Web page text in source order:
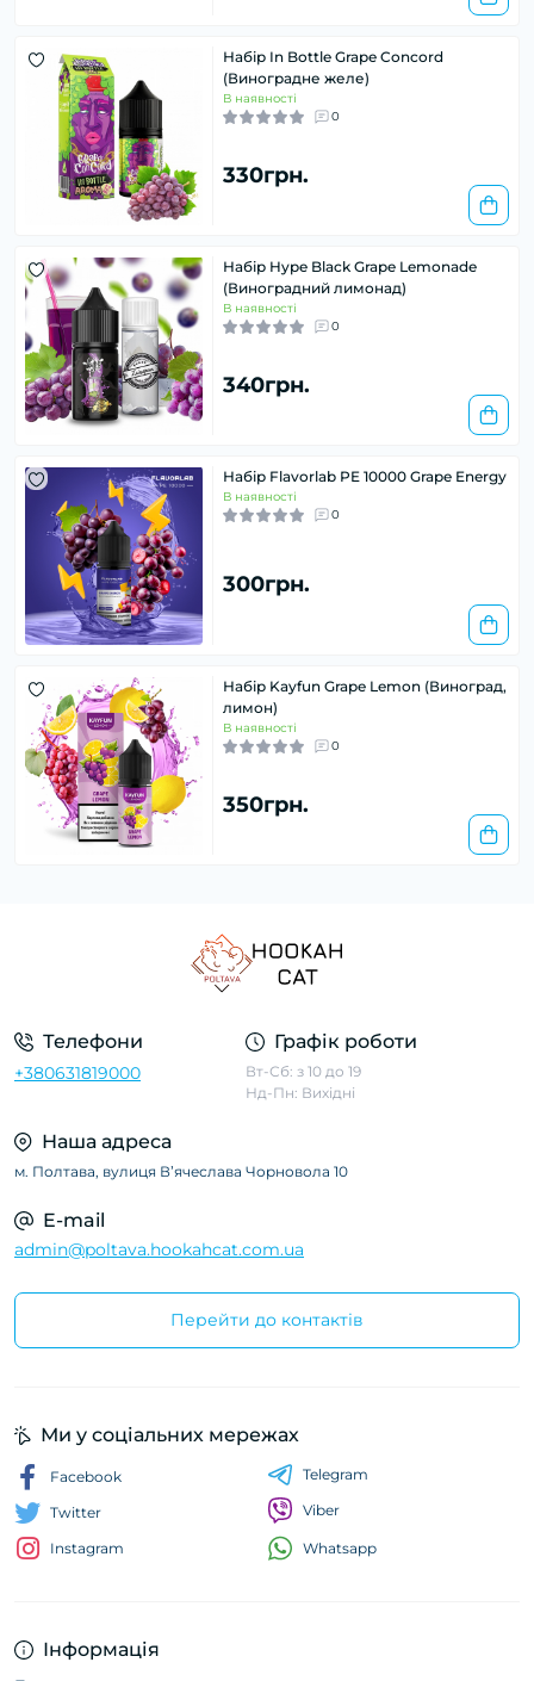
Набір In Bottle Grape Concord
(Виноградне желе)
В наявності
0
330грн.
Набір Hype Black Grape Lemonade
(Виноградний лимонад)
В наявності
0
340грн.
Набір Flavorlab PE 10000 Grape Energy
В наявності
0
300грн.
Набір Kayfun Grape Lemon (Виноград,
лимон)
В наявності
0
350грн.
Телефони
+380631819000
Графік роботи
Вт-Сб: з 10 до 19
Нд-Пн: Вихідні
Наша адреса
м. Полтава, вулиця Вʼячеслава Чорновола 10
E-mail
admin@poltava.hookahcat.com.ua
Перейти до контактів
Інформація
Ми у соціальних мережах
Facebook
Twitter
Instagram
Telegram
Viber
Whatsapp